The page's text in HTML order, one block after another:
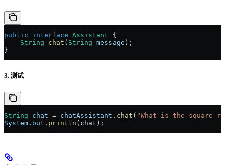
public interface Assistant {
    String
chat ( String message );
}
3. 测试
String chat = chatAssistant . chat ( "What is the square
System . out . println (chat);